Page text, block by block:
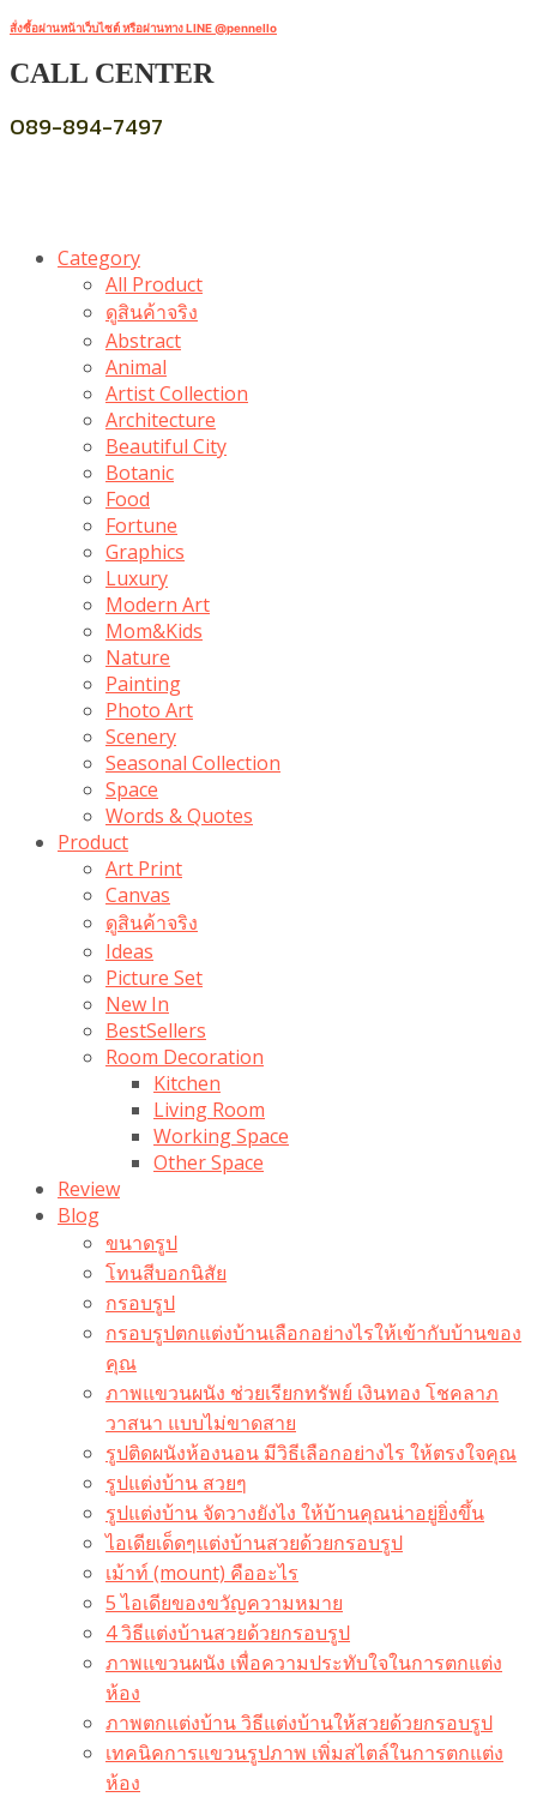
สั่งซื้อผ่านหน้าเว็บไซต์ หรือผ่านทาง LINE @pennello
CALL CENTER
089-894-7497
Category
All Product
ดูสินค้าจริง
Abstract
Animal
Artist Collection
Architecture
Beautiful City
Botanic
Food
Fortune
Graphics
Luxury
Modern Art
Mom&Kids
Nature
Painting
Photo Art
Scenery
Seasonal Collection
Space
Words & Quotes
Product
Art Print
Canvas
ดูสินค้าจริง
Ideas
Picture Set
New In
BestSellers
Room Decoration
Kitchen
Living Room
Working Space
Other Space
Review
Blog
ขนาดรูป
โทนสีบอกนิสัย
กรอบรูป
กรอบรูปตกแต่งบ้านเลือกอย่างไรให้เข้ากับบ้านของ
คุณ
ภาพแขวนผนัง ช่วยเรียกทรัพย์ เงินทอง โชคลาภ
วาสนา แบบไม่ขาดสาย
รูปติดผนังห้องนอน มีวิธีเลือกอย่างไร ให้ตรงใจคุณ
รูปแต่งบ้าน สวยๆ
รูปแต่งบ้าน จัดวางยังไง ให้บ้านคุณน่าอยู่ยิ่งขึ้น
ไอเดียเด็ดๆแต่งบ้านสวยด้วยกรอบรูป
เม้าท์ (mount) คืออะไร​
5 ไอเดียของขวัญความหมาย
4 วิธีแต่งบ้านสวยด้วยกรอบรูป
ภาพแขวนผนัง เพื่อความประทับใจในการตกแต่ง
ห้อง
ภาพตกแต่งบ้าน วิธีแต่งบ้านให้สวยด้วยกรอบรูป
เทคนิคการแขวนรูปภาพ เพิ่มสไตล์ในการตกแต่ง
ห้อง